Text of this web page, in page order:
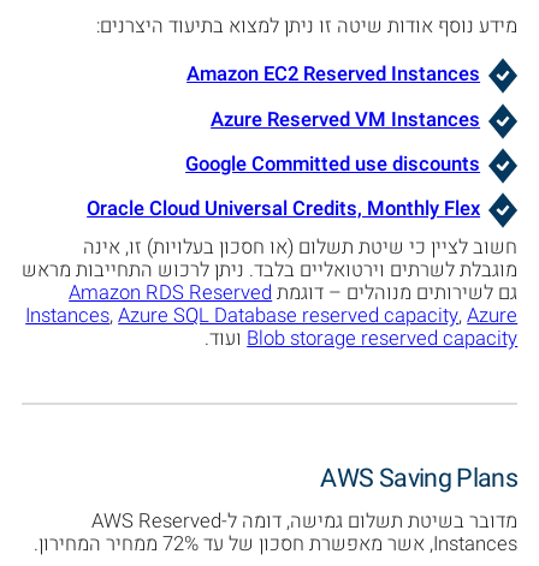
מידע נוסף אודות שיטה זו ניתן למצוא בתיעוד היצרנים:
Amazon EC2 Reserved Instances
Azure Reserved VM Instances
Google Committed use discounts
Oracle Cloud Universal Credits, Monthly Flex
חשוב לציין כי שיטת תשלום (או חסכון בעלויות) זו, אינה
מוגבלת לשרתים וירטואליים בלבד. ניתן לרכוש התחייבות מראש
גם לשירותים מנוהלים – דוגמתAmazon RDS Reserved
Instances,Azure SQL Database reserved capacity,Azure
Blob storage reserved capacityועוד.
AWS Saving Plans
מדובר בשיטת תשלום גמישה, דומה ל-AWS Reserved
Instances, אשר מאפשרת חסכון של עד 72% ממחיר המחירון.